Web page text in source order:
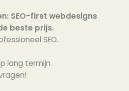
SEO-first webdesigns
beste prijs.
SEO.
lang termijn.